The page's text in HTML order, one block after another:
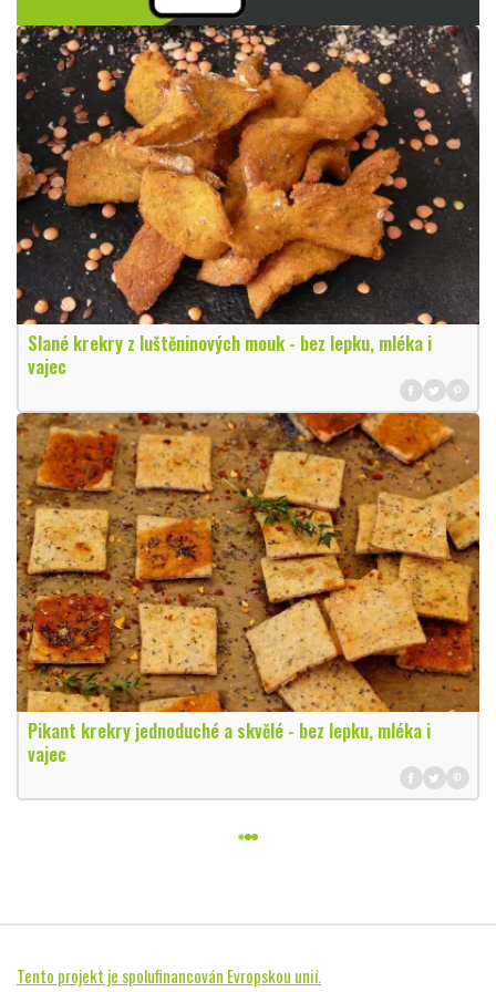
Slané krekry z luštěninových mouk - bez lepku, mléka i
vajec
Pikant krekry jednoduché a skvělé - bez lepku, mléka i
vajec
Tento projekt je spolufinancován Evropskou unií.